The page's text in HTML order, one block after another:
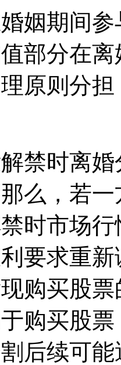
姻期间
部分在
原则分
禁时离
么，若
时市场
要求重
购买股
购买股
后续可